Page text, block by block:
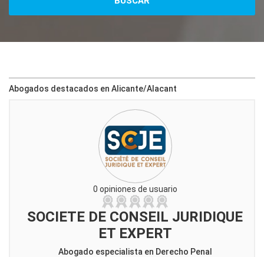
Abogados destacados en Alicante/Alacant
0 opiniones de usuario
SOCIETE DE CONSEIL JURIDIQUE
ET EXPERT
Abogado especialista en Derecho Penal